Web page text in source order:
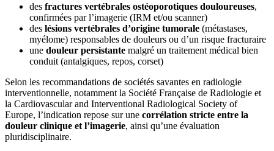
des fractures vertébrales ostéoporotiques douloureuses,
confirmées par l’imagerie (IRM et/ou scanner)
des lésions vertébrales d’origine tumorale (métastases,
myélome) responsables de douleurs ou d’un risque fracturaire
une douleur persistante malgré un traitement médical bien
conduit (antalgiques, repos, corset)
Selon les recommandations de sociétés savantes en radiologie
interventionnelle, notamment la Société Française de Radiologie et
la Cardiovascular and Interventional Radiological Society of
Europe, l’indication repose sur une corrélation stricte entre la
douleur clinique et l’imagerie, ainsi qu’une évaluation
pluridisciplinaire.